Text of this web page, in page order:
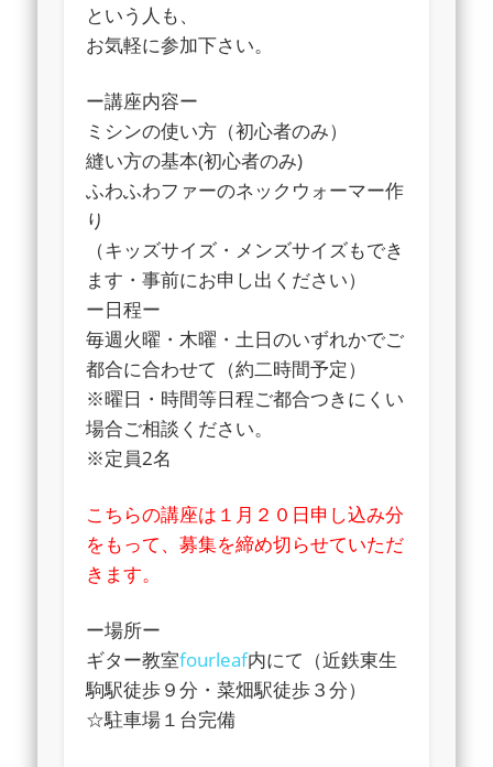
という人も、
お気軽に参加下さい。
ー講座内容ー
ミシンの使い方（初心者のみ）
縫い方の基本(初心者のみ)
ふわふわファーのネックウォーマー作
り
（キッズサイズ・メンズサイズもでき
ます・事前にお申し出ください）
ー日程ー
毎週火曜・木曜・土日のいずれかでご
都合に合わせて（約二時間予定）
※曜日・時間等日程ご都合つきにくい
場合ご相談ください。
※定員2名
こちらの講座は１月２０日申し込み分
をもって、募集を締め切らせていただ
きます。
ー場所ー
ギター教室fourleaf内にて（近鉄東生
駒駅徒歩９分・菜畑駅徒歩３分）
☆駐車場１台完備